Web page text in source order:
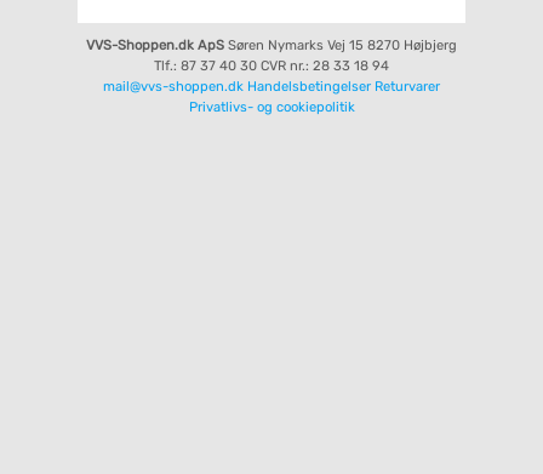
VVS-Shoppen.dk ApS Søren Nymarks Vej 15 8270 Højbjerg
Tlf.: 87 37 40 30 CVR nr.: 28 33 18 94
mail@vvs-shoppen.dk Handelsbetingelser Returvarer
Privatlivs- og cookiepolitik